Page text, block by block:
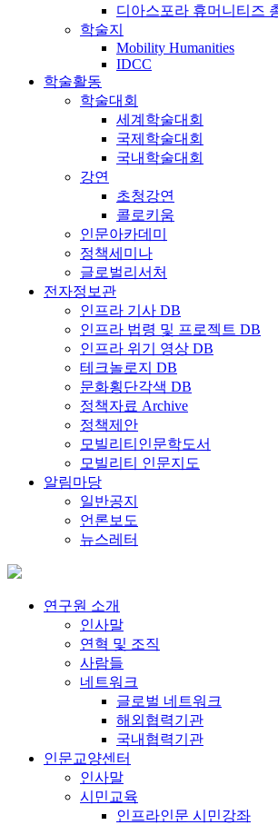
디아스포라 휴머니티즈
학술지
Mobility Humanities
IDCC
학술활동
학술대회
세계학술대회
국제학술대회
국내학술대회
강연
초청강연
콜로키움
인문아카데미
정책세미나
글로벌리서처
전자정보관
인프라 기사 DB
인프라 법령 및 프로젝트 DB
인프라 위기 영상 DB
테크놀로지 DB
문화횡단각색 DB
정책자료 Archive
정책제안
모빌리티인문학도서
모빌리티 인문지도
알림마당
일반공지
언론보도
뉴스레터
연구원 소개
인사말
연혁 및 조직
사람들
네트워크
글로벌 네트워크
해외협력기관
국내협력기관
인문교양센터
인사말
시민교육
인프라인문 시민강좌